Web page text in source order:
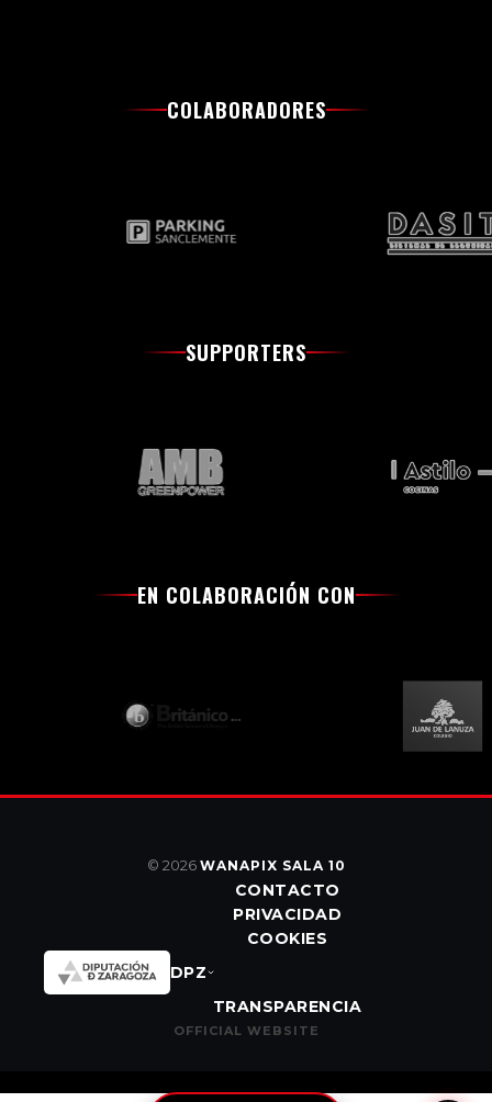
COLABORADORES
SUPPORTERS
EN COLABORACIÓN CON
© 2026 WANAPIX SALA 10
CONTACTO
PRIVACIDAD
COOKIES
DPZ
TRANSPARENCIA
OFFICIAL WEBSITE